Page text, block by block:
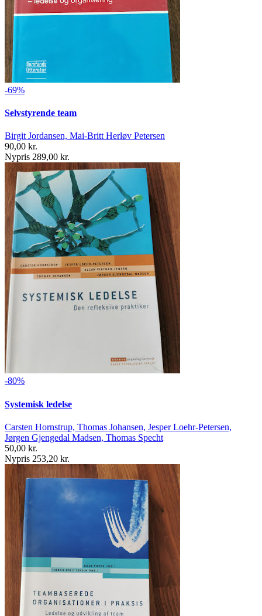
-69%
Selvstyrende team
Birgit Jordansen, Mai-Britt Herløv Petersen
90,00 kr.
Nypris 289,00 kr.
-80%
Systemisk ledelse
Carsten Hornstrup, Thomas Johansen, Jesper Loehr-Petersen,
Jørgen Gjengedal Madsen, Thomas Specht
50,00 kr.
Nypris 253,20 kr.